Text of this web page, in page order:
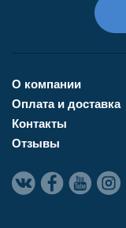
О компании
Оплата и доставка
Контакты
Отзывы